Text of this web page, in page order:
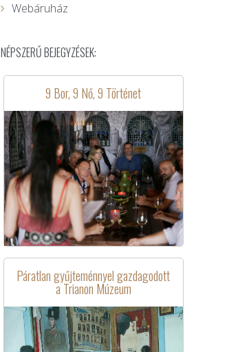
Webáruház
NÉPSZERŰ BEJEGYZÉSEK:
9 Bor, 9 Nő, 9 Történet
Páratlan gyűjteménnyel gazdagodott
a Trianon Múzeum